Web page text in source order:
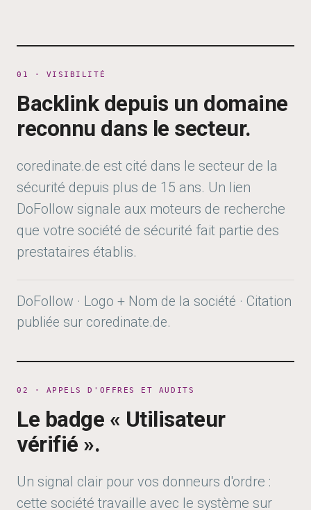
01 · VISIBILITÉ
Backlink depuis un domaine
reconnu dans le secteur.
coredinate.de est cité dans le secteur de la
sécurité depuis plus de 15 ans. Un lien
DoFollow signale aux moteurs de recherche
que votre société de sécurité fait partie des
prestataires établis.
DoFollow · Logo + Nom de la société · Citation
publiée sur coredinate.de.
02 · APPELS D'OFFRES ET AUDITS
Le badge « Utilisateur
vérifié ».
Un signal clair pour vos donneurs d'ordre :
cette société travaille avec le système sur